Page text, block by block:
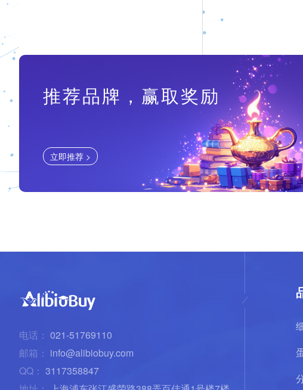
推荐品牌，赢取奖励
立即推荐 >
电话： 021-51769110
邮箱： info@alibiobuy.com
QQ： 3117358847